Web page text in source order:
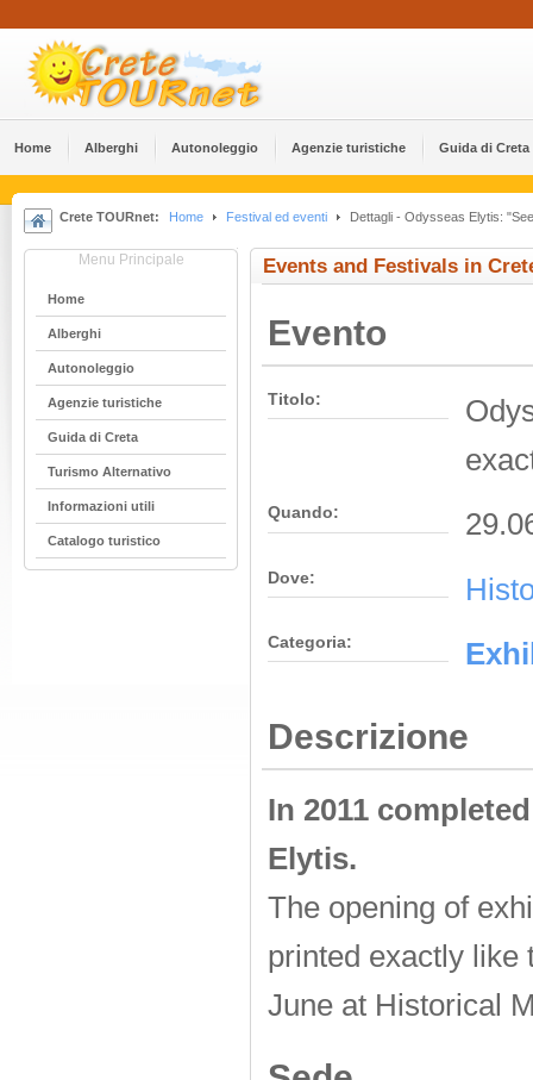
Home Alberghi Αutonoleggio Agenzie turistiche Guida di Creta
Crete TOURnet: Home Festival ed eventi Dettagli - Odysseas Elytis:
Menu Principale
Home
Alberghi
Αutonoleggio
Agenzie turistiche
Guida di Creta
Turismo Alternativo
Informazioni utili
Catalogo turistico
Events and Festivals in
Evento
Titolo:
Quando:
Dove:
Categoria:
Descrizione
In 2011 completed
Elytis.
The opening of
printed exactly like
June at Historical